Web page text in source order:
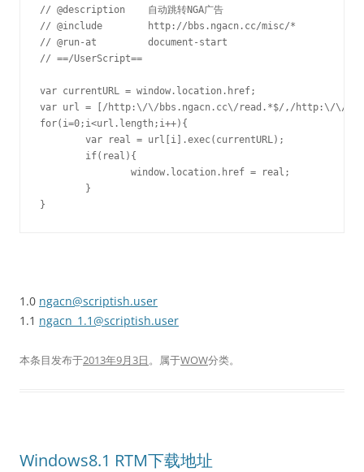
// @description    自动跳转NGA广告
// @include        http://bbs.ngacn.cc/misc/*
// @run-at         document-start
// ==/UserScript==
var currentURL = window.location.href;
var url = [/http:\/\/bbs.ngacn.cc\/read.*$/,/http:\/\/
for(i=0;i<url.length;i++){
}
1.0 ngacn@scriptish.user
1.1 ngacn_1.1@scriptish.user
本条目发布于2013年9月3日。属于WOW分类。
Windows8.1 RTM下载地址